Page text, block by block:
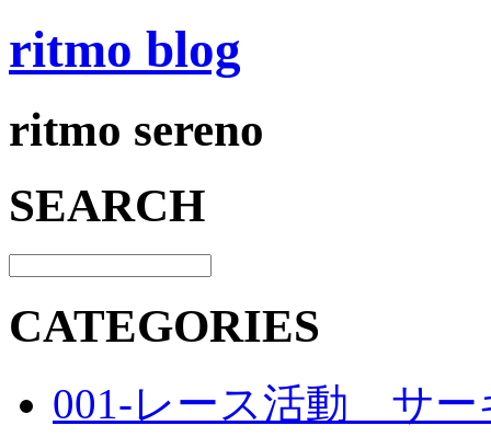
ritmo blog
ritmo sereno
SEARCH
CATEGORIES
001-レース活動 サー